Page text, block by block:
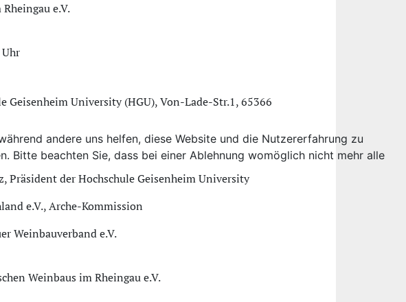
e.V.
Geisenheim University (HGU), Von-Lade-Str.1, 65366
Präsident der Hochschule Geisenheim University
e.V., Arche-Kommission
Weinbauverband e.V.
Weinbaus im Rheingau e.V.
andere uns helfen, diese Website und die Nutzererfahrung zu
Bitte beachten Sie, dass bei einer Ablehnung womöglich nicht mehr alle